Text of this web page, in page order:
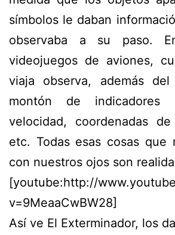
símbolos le daban
observaba a su paso.
videojuegos de aviones,
viaja observa, además
montón de indicadores
velocidad, coordenadas
etc. Todas esas cosas que
con nuestros ojos son
[youtube:http://
v=9MeaaCwBW28]
Así ve El Exterminador, los